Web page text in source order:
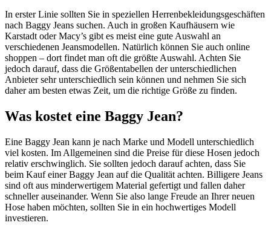
In erster Linie sollten Sie in speziellen Herrenbekleidungsgeschäften
nach Baggy Jeans suchen. Auch in großen Kaufhäusern wie
Karstadt oder Macy’s gibt es meist eine gute Auswahl an
verschiedenen Jeansmodellen. Natürlich können Sie auch online
shoppen – dort findet man oft die größte Auswahl. Achten Sie
jedoch darauf, dass die Größentabellen der unterschiedlichen
Anbieter sehr unterschiedlich sein können und nehmen Sie sich
daher am besten etwas Zeit, um die richtige Größe zu finden.
Was kostet eine Baggy Jean?
Eine Baggy Jean kann je nach Marke und Modell unterschiedlich
viel kosten. Im Allgemeinen sind die Preise für diese Hosen jedoch
relativ erschwinglich. Sie sollten jedoch darauf achten, dass Sie
beim Kauf einer Baggy Jean auf die Qualität achten. Billigere Jeans
sind oft aus minderwertigem Material gefertigt und fallen daher
schneller auseinander. Wenn Sie also lange Freude an Ihrer neuen
Hose haben möchten, sollten Sie in ein hochwertiges Modell
investieren.